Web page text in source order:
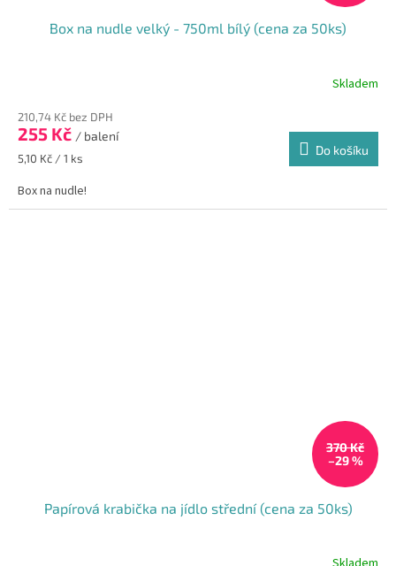
Box na nudle velký - 750ml bílý (cena za 50ks)
Skladem
210,74 Kč bez DPH
255 Kč / balení
Měrná
5,10 Kč / 1 ks
Do košíku
Box na nudle!
370 Kč
–29 %
Papírová krabička na jídlo střední (cena za 50ks)